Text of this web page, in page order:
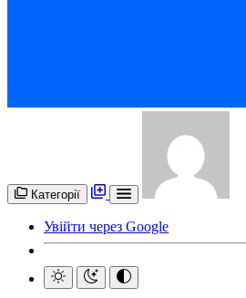
Категорії
Увійти через Google